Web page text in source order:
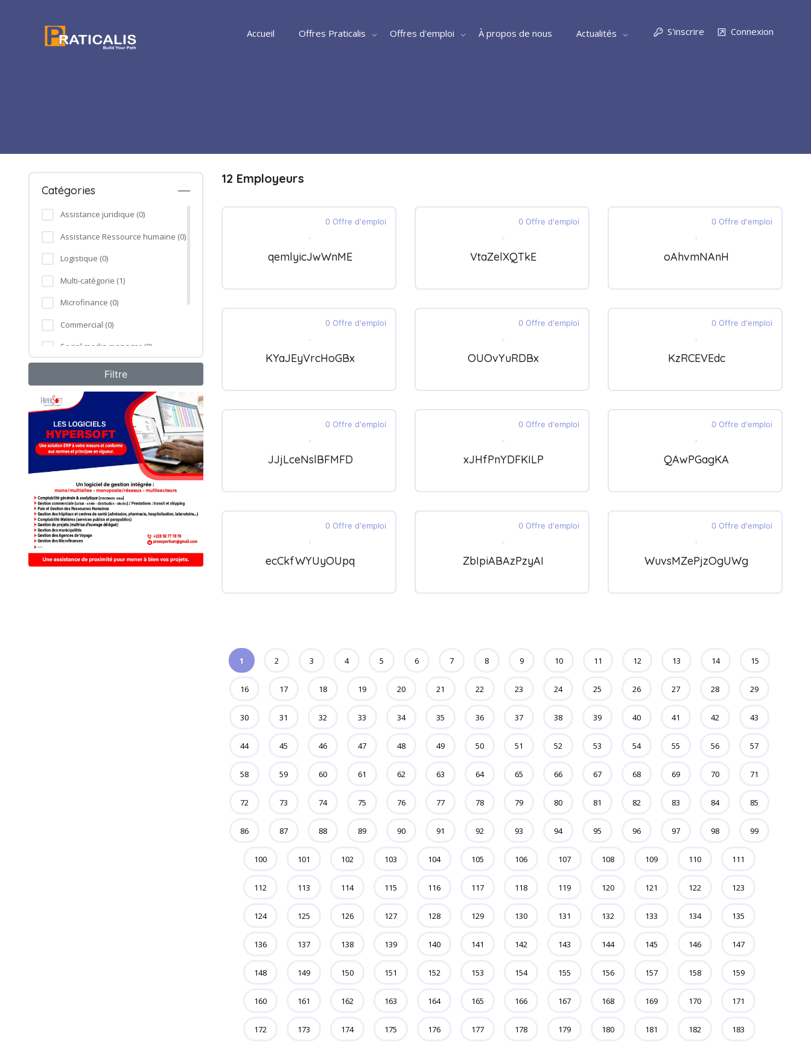
S'inscrire Connexion
Accueil Offres Praticalis Offres d'emploi À propos de nous Actualités
Catégories
Assistance juridique (0)
Assistance Ressource humaine (0)
Logistique (0)
Multi-catégorie (1)
Microfinance (0)
Commercial (0)
Social media manager (0)
Formation professionnelle (0)
Agro-industrie (0)
12 Employeurs
0 Offre d'emploi
qemlyicJwWnME
0 Offre d'emploi
VtaZelXQTkE
0 Offre d'emploi
oAhvmNAnH
0 Offre d'emploi
KYaJEyVrcHoGBx
0 Offre d'emploi
OUOvYuRDBx
0 Offre d'emploi
KzRCEVEdc
0 Offre d'emploi
JJjLceNslBFMFD
0 Offre d'emploi
xJHfPnYDFKILP
0 Offre d'emploi
QAwPGagKA
0 Offre d'emploi
ecCkfWYUyOUpq
0 Offre d'emploi
ZbIpiABAzPzyAI
0 Offre d'emploi
WuvsMZePjzOgUWg
1 2 3 4 5 6 7 8 9 10 11 12 13 14 15
16 17 18 19 20 21 22 23 24 25 26 27 28 29
30 31 32 33 34 35 36 37 38 39 40 41 42 43
44 45 46 47 48 49 50 51 52 53 54 55 56 57
58 59 60 61 62 63 64 65 66 67 68 69 70 71
72 73 74 75 76 77 78 79 80 81 82 83 84 85
86 87 88 89 90 91 92 93 94 95 96 97 98 99
100 101 102 103 104 105 106 107 108 109 110 111
112 113 114 115 116 117 118 119 120 121 122 123
124 125 126 127 128 129 130 131 132 133 134 135
136 137 138 139 140 141 142 143 144 145 146 147
148 149 150 151 152 153 154 155 156 157 158 159
160 161 162 163 164 165 166 167 168 169 170 171
172 173 174 175 176 177 178 179 180 181 182 183